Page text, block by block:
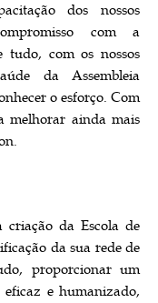
dos nossos
com a
tudo, com os nossos
da Assembleia
o esforço. Com
melhorar ainda mais
criação da Escola de
da sua rede de
proporcionar um
eficaz e humanizado,